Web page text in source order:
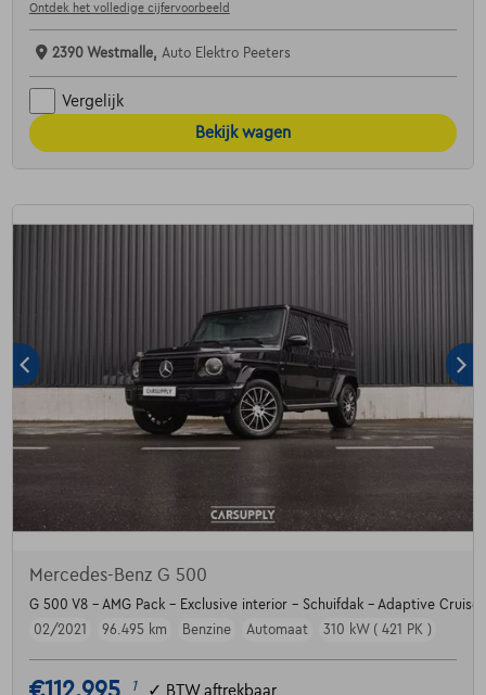
Ontdek het volledige cijfervoorbeeld
2390 Westmalle, Auto Elektro Peeters
Vergelijk
Bekijk wagen
Mercedes-Benz G 500
G 500 V8 - AMG Pack - Exclusive interior - Schuifdak - Adaptive
02/2021
96.495 km Benzine Automaat 310 kW ( 421 PK )
1 ✓ BTW aftrekbaar